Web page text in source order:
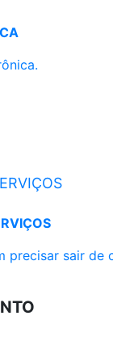
precisar sair de